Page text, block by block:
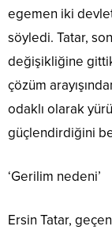
egemen iki
söyledi. Tatar,
değişikliğine
çözüm
odaklı olarak
güçlendirdiğini
‘Gerilim nedeni’
Ersin Tatar,